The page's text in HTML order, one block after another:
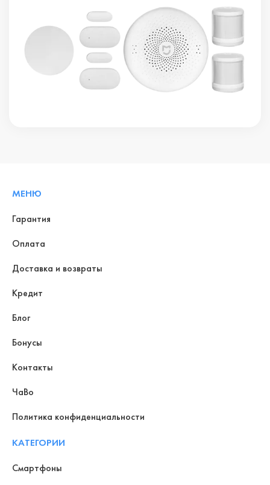
МЕНЮ
Гарантия
Оплата
Доставка и возвраты
Кредит
Блог
Бонусы
Контакты
ЧаВо
Политика конфиденциальности
КАТЕГОРИИ
Смартфоны